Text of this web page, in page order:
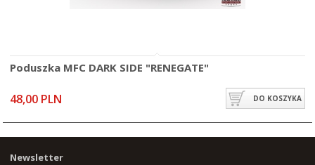
Poduszka MFC DARK SIDE "RENEGATE"
48,00 PLN DO KOSZYKA
Newsletter